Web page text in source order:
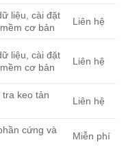
liệu, cài đặt
cơ bản
Liên hệ
liệu, cài đặt
cơ bản
Liên hệ
tra keo tản
Liên hệ
cứng và
Miễn phí